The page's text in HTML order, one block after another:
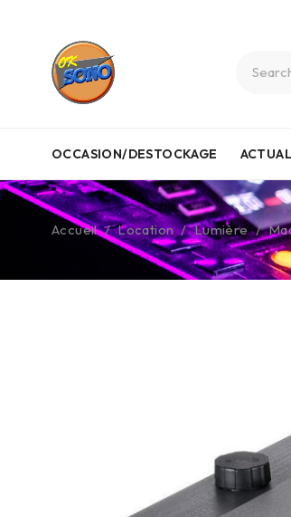
OCCASION/DESTOCKAGE
Accueil / Location / Lumière /